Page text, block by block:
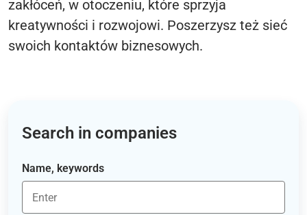
zakłóceń, w otoczeniu, które sprzyja
kreatywności i rozwojowi. Poszerzysz też sieć
swoich kontaktów biznesowych.
Search in companies
Name, keywords